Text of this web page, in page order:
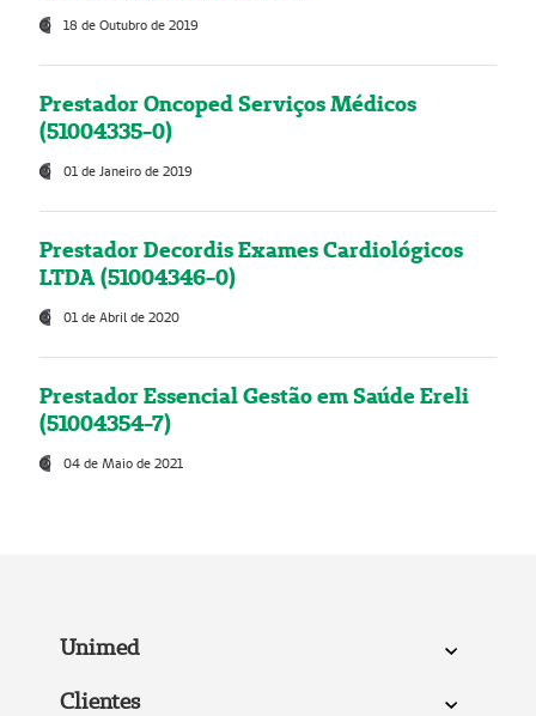
18 de Outubro de 2019
Prestador Oncoped Serviços Médicos
(51004335-0)
01 de Janeiro de 2019
Prestador Decordis Exames Cardiológicos
LTDA (51004346-0)
01 de Abril de 2020
Prestador Essencial Gestão em Saúde Ereli
(51004354-7)
04 de Maio de 2021
Unimed
Clientes